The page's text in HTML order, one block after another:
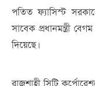
পতিত ফ্যাসিস্ট
সাবেক প্রধানমন্ত্রী
দিয়েছে।
রাজশাহী সিটি